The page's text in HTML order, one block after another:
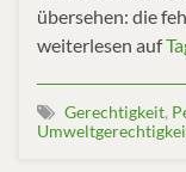
übersehen: die
weiterlesen auf
Gerechtigkeit,